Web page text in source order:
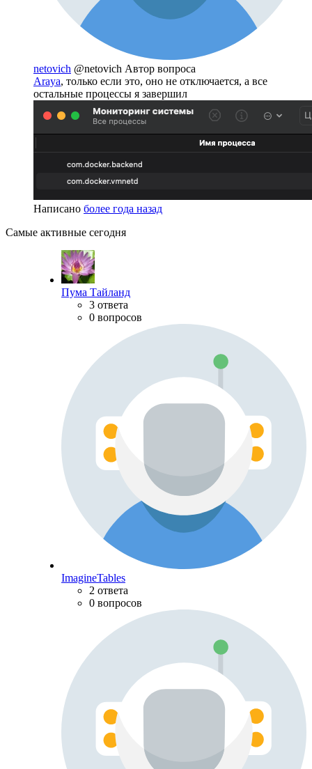
netovich @netovich Автор вопроса
Araya, только если это, оно не отключается, а все
остальные процессы я завершил
Написано более года назад
Самые активные сегодня
Пума Тайланд
3 ответа
0 вопросов
ImagineTables
2 ответа
0 вопросов